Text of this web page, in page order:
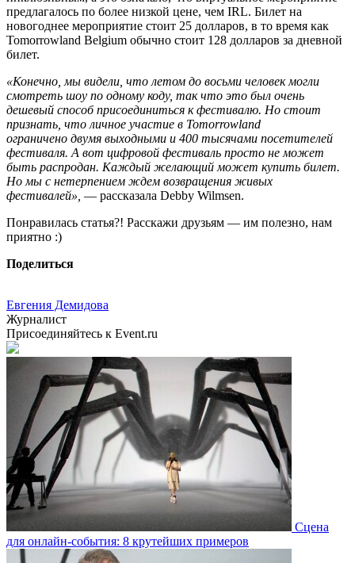
предлагалось по более низкой цене, чем IRL. Билет на
новогоднее мероприятие стоит 25 долларов, в то время как
Tomorrowland Belgium обычно стоит 128 долларов за дневной
билет.
«Конечно, мы видели, что летом до восьми человек могли
смотреть шоу по одному коду, так что это был очень
дешевый способ присоединиться к фестивалю. Но стоит
признать, чтоличное участие в Tomorrowland
ограничено двумя выходными и 400 тысячами посетителей
фестиваля. А вот цифровой фестиваль просто не может
быть распродан. Каждый желающий может купить билет.
Но мы с нетерпением ждем возвращения живых
фестивалей», — рассказала Debby Wilmsen.
Понравилась статья?! Расскажи друзьям — им полезно, нам
приятно :)
Поделиться
Евгения Демидова
Журналист
Присоединяйтесь к Event.ru
Сцена
для онлайн-события: 8 крутейших примеров